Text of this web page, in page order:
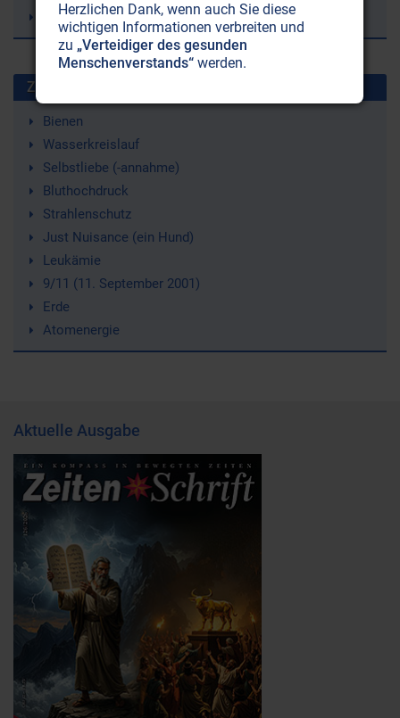
Drogensucht
Zuletzt gesuchte Stichworte
Bienen
Wasserkreislauf
Selbstliebe (-annahme)
Bluthochdruck
Strahlenschutz
Just Nuisance (ein Hund)
Leukämie
9/11 (11. September 2001)
Erde
Atomenergie
Aktuelle Ausgabe
Herzlichen Dank, wenn auch Sie diese
wichtigen Informationen verbreiten und
zu „Verteidiger des gesunden
Menschenverstands“ werden.